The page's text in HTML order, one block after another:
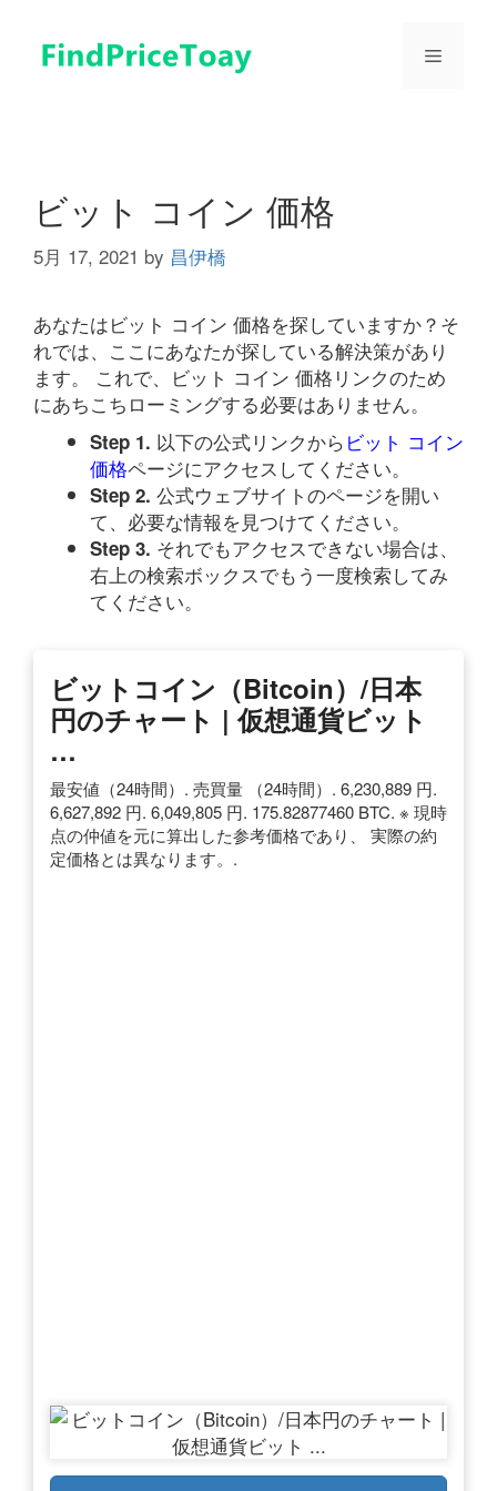
メ
ビット コイン 価格
5月 17, 2021 by 昌伊橋
あなたはビット コイン 価格を探していますか？そ
れでは、ここにあなたが探している解決策があり
ます。 これで、ビット コイン 価格リンクのため
にあちこちローミングする必要はありません。
Step 1. 以下の公式リンクから ビット コイン
価格ページにアクセスしてください。
Step 2. 公式ウェブサイトのページを開い
て、必要な情報を見つけてください。
Step 3. それでもアクセスできない場合は、
右上の検索ボックスでもう一度検索してみ
てください。
ビットコイン（Bitcoin）/日本
円のチャート | 仮想通貨ビット
…
最安値（24時間）. 売買量 （24時間）. 6,230,889 円.
6,627,892 円. 6,049,805 円. 175.82877460 BTC. ※ 現時
点の仲値を元に算出した参考価格であり、 実際の約
定価格とは異なります。.